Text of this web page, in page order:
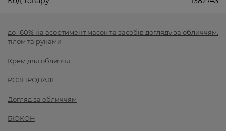
до -60% на асортимент масок та засобів догляду за обличчям,
тілом та руками
Крем для обличчя
РОЗПРОДАЖ
Догляд за обличчям
БІОКОН